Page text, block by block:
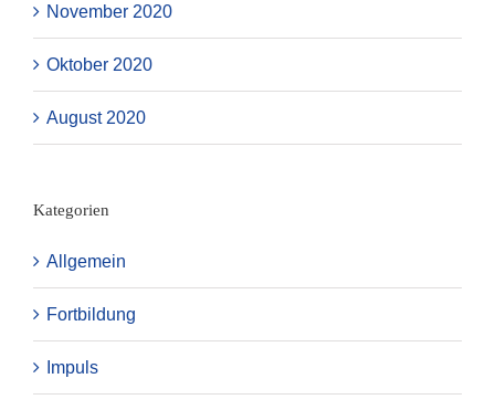
November 2020
Oktober 2020
August 2020
Kategorien
Allgemein
Fortbildung
Impuls